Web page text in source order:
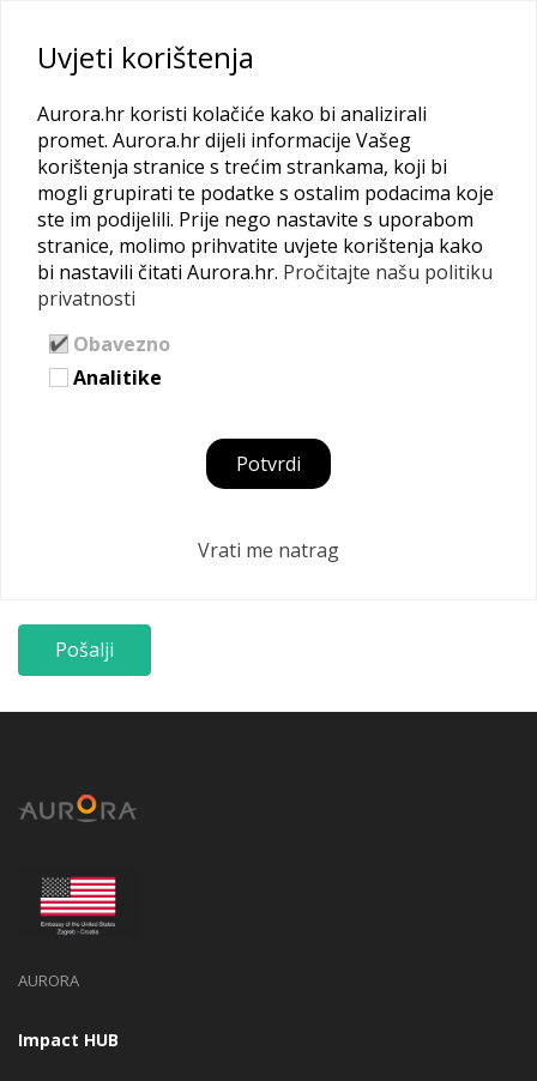
Uvjeti korištenja
Aurora.hr koristi kolačiće kako bi analizirali
promet. Aurora.hr dijeli informacije Vašeg
korištenja stranice s trećim strankama, koji bi
mogli grupirati te podatke s ostalim podacima koje
ste im podijelili. Prije nego nastavite s uporabom
stranice, molimo prihvatite uvjete korištenja kako
bi nastavili čitati Aurora.hr. Pročitajte našu politiku
privatnosti
Obavezno
Analitike
Potvrdi
Vrati me natrag
Kontaktiraj
Ivana Šivak
AURORA
Impact HUB